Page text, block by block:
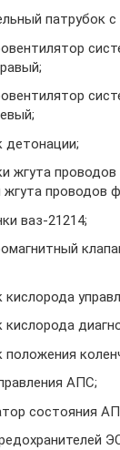
патрубок
детонации;
жгута
жгута проводов
ваз-21214;
кислорода
АПС;
состояния